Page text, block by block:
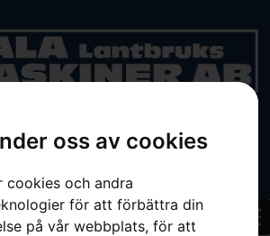
oss av cookies
cookies och andra
för att förbättra din
på vår webbplats, för att
BEGAGNAT